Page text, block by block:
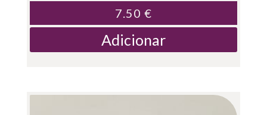
7.50 €
Adicionar